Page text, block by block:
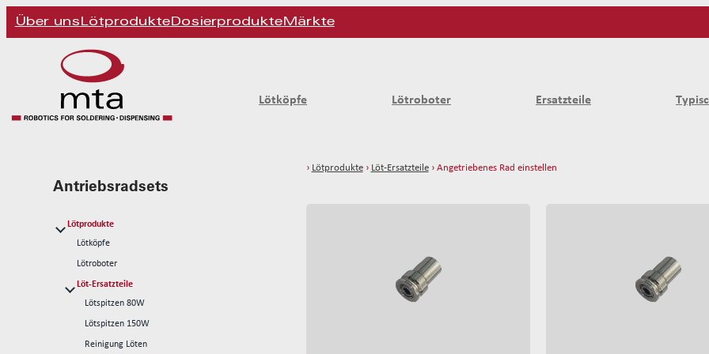
Über uns LötprodukteDosierprodukteMärkte
Lötköpfe Lötroboter Ersatzteile
Antriebsradsets
Lötprodukte
Lötköpfe
Lötroboter
Löt-Ersatzteile
Lötspitzen 80W
Lötspitzen 150W
Reinigung Löten
› Lötprodukte› Löt-Ersatzteile› Angetriebenes Rad einstellen